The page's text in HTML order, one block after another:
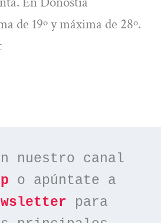
de 19º y máxima de 28º.
nuestro canal
o apúntate a
para